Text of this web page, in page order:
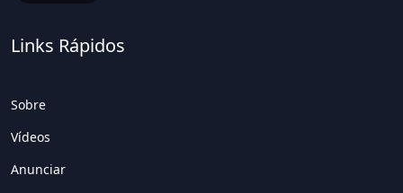
Links Rápidos
Sobre
Vídeos
Anunciar